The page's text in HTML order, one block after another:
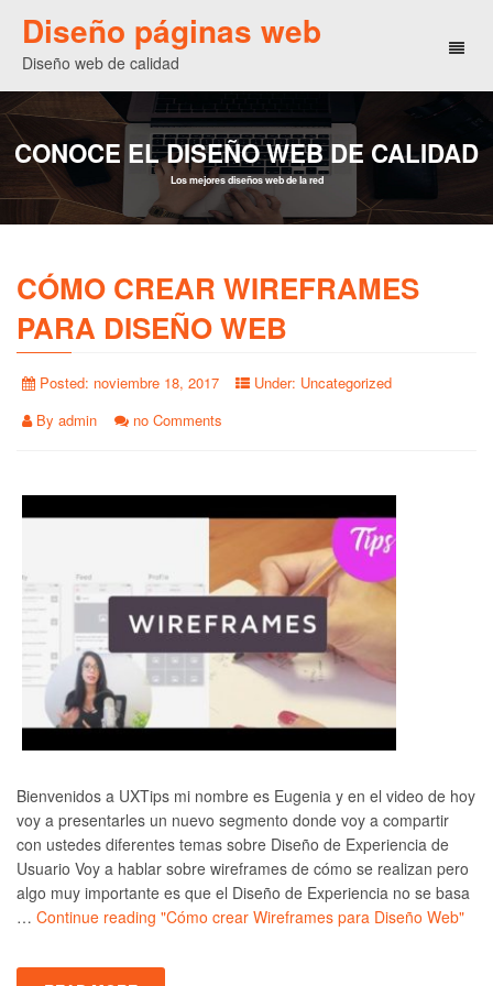
Diseño páginas web
Diseño web de calidad
CONOCE EL DISEÑO WEB DE CALIDAD
Los mejores diseños web de la red
CÓMO CREAR WIREFRAMES
PARA DISEÑO WEB
Posted: noviembre 18, 2017 Under: Uncategorized
By admin no Comments
Bienvenidos a UXTips mi nombre es Eugenia y en el video de hoy
voy a presentarles un nuevo segmento donde voy a compartir
con ustedes diferentes temas sobre Diseño de Experiencia de
Usuario Voy a hablar sobre wireframes de cómo se realizan pero
algo muy importante es que el Diseño de Experiencia no se basa
… Continue reading "Cómo crear Wireframes para Diseño Web"